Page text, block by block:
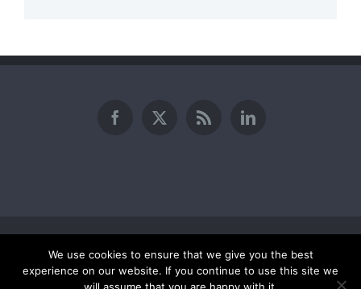
27360 33069
Επικοινωνία
We use cookies to ensure that we give you the best
experience on our website. If you continue to use this site we